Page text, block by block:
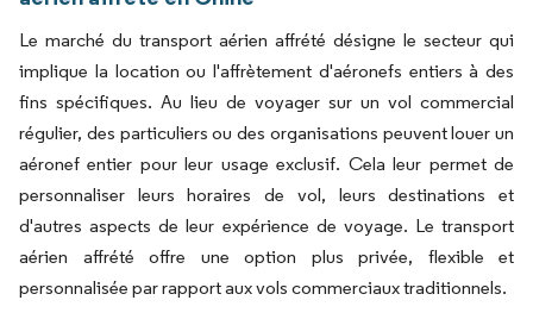
Le marché du transport aérien affrété désigne le secteur qui
implique la location ou l'affrètement d'aéronefs entiers à des
fins spécifiques. Au lieu de voyager sur un vol commercial
régulier, des particuliers ou des organisations peuvent louer un
aéronef entier pour leur usage exclusif. Cela leur permet de
personnaliser leurs horaires de vol, leurs destinations et
d'autres aspects de leur expérience de voyage. Le transport
aérien affrété offre une option plus privée, flexible et
personnalisée par rapport aux vols commerciaux traditionnels.